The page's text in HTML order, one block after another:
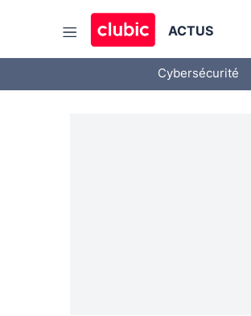
ACTUS
Cybersécurité